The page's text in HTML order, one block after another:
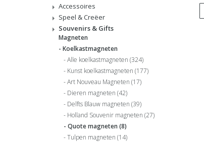
Accessoires
Speel & Creëer
Souvenirs & Gifts
Magneten
Koelkastmagneten
Alle koelkastmagneten (324)
Kunst koelkastmagneten (177)
Art Nouveau Magneten (17)
Dieren magneten (42)
Delfts Blauw magneten (39)
Holland Souvenir magneten (27)
Quote magneten (8)
Tulpen magneten (14)